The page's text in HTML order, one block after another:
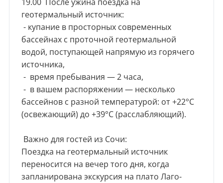
геотермальный источник:
- купание в просторных современных
бассейнах с проточной геотермальной
водой, поступающей напрямую из горячего
источника,
- время пребывания — 2 часа,
- в вашем распоряжении — несколько
бассейнов с разной температурой: от +22°C
(освежающий) до +39°C (расслабляющий).
Важно для гостей из Сочи:
Поездка на геотермальный источник
переносится на вечер того дня, когда
запланирована экскурсия на плато Лаго-